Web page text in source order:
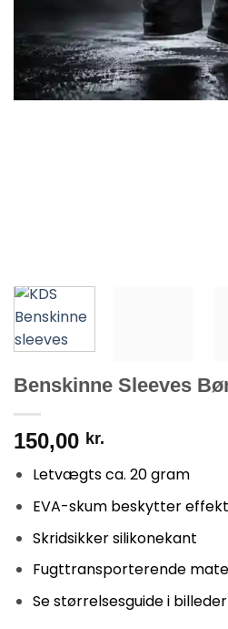
Benskinne Sleeves
150,00 kr.
Letvægts ca. 20 gram
EVA-skum beskytter
Skridsikker silikonekant
Fugttransporterende
Se størrelsesguide i